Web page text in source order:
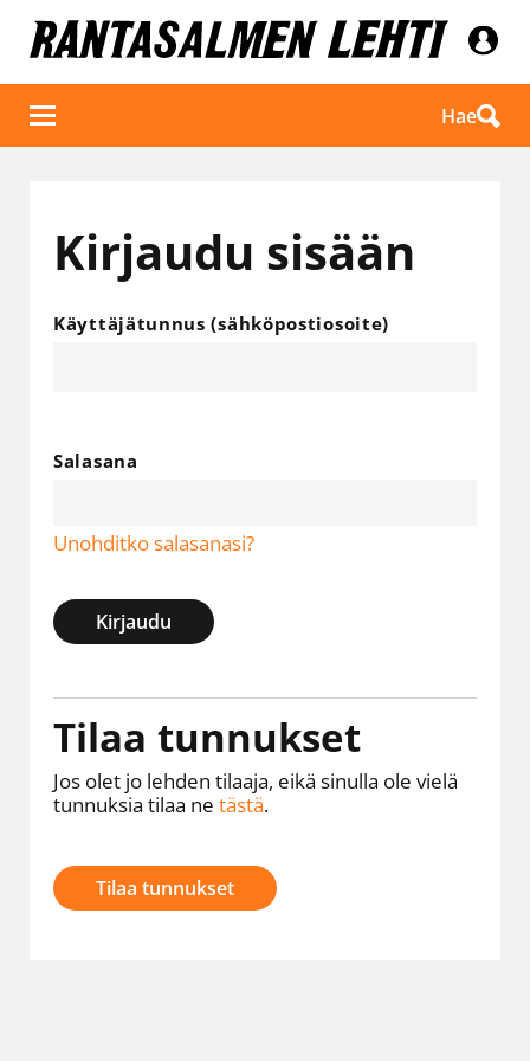
Hae
Kirjaudu sisään
Käyttäjätunnus (sähköpostiosoite)
Salasana
Unohditko salasanasi?
Kirjaudu
Tilaa tunnukset
Jos olet jo lehden tilaaja, eikä sinulla ole vielä
tunnuksia tilaa ne tästä.
Tilaa tunnukset